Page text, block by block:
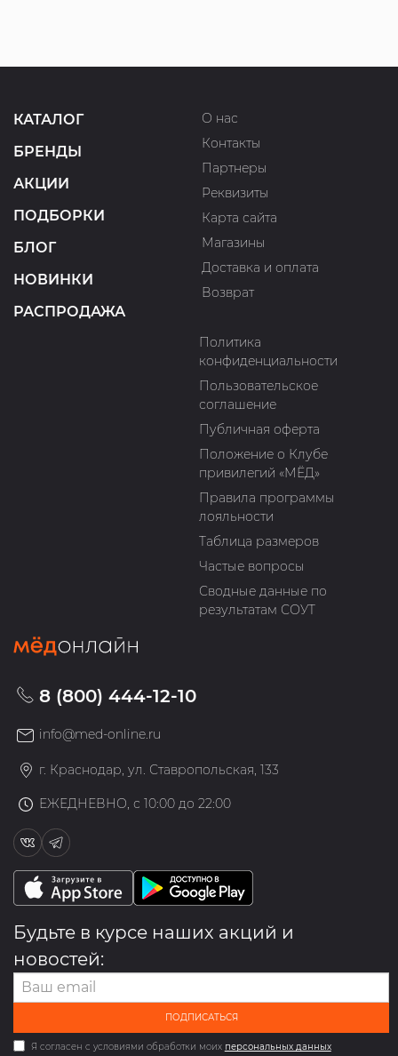
КАТАЛОГ
БРЕНДЫ
АКЦИИ
ПОДБОРКИ
БЛОГ
НОВИНКИ
РАСПРОДАЖА
О нас
Контакты
Партнеры
Реквизиты
Карта сайта
Магазины
Доставка и оплата
Возврат
Политика
конфиденциальности
Пользовательское
соглашение
Публичная оферта
Положение о Клубе
привилегий «МЁД»
Правила программы
лояльности
Таблица размеров
Частые вопросы
Сводные данные по
результатам СОУТ
8 (800) 444-12-10
info@med-online.ru
г. Краснодар, ул. Ставропольская, 133
ЕЖЕДНЕВНО, с 10:00 до 22:00
Будьте в курсе наших акций и
новостей:
ПОДПИСАТЬСЯ
Я согласен с условиями обработки моих персональных данных